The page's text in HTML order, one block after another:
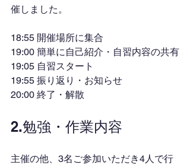
催しました。
18:55 開催場所に集合
19:00 簡単に自己紹介・自習内容の共有
19:05 自習スタート
19:55 振り返り・お知らせ
20:00 終了・解散
2.勉強・作業内容
主催の他、3名ご参加いただき4人で行